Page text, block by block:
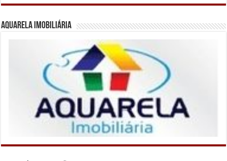
Aquarela Imobiliária